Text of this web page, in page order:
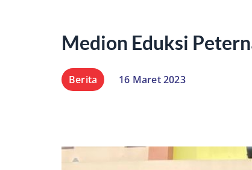
Medion Eduksi
Berita 16 Maret 2023